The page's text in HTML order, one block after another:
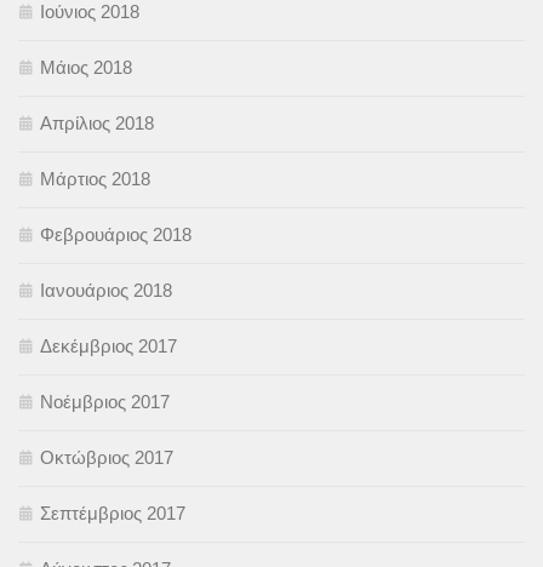
Ιούνιος 2018
Μάιος 2018
Απρίλιος 2018
Μάρτιος 2018
Φεβρουάριος 2018
Ιανουάριος 2018
Δεκέμβριος 2017
Νοέμβριος 2017
Οκτώβριος 2017
Σεπτέμβριος 2017